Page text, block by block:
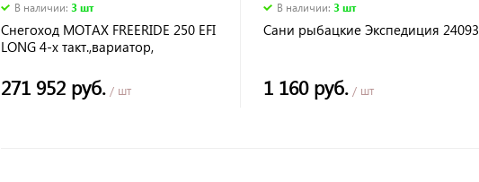
В наличии: 3 шт
Снегоход MOTAX FREERIDE 250 EFI
LONG 4-х такт.,вариатор,
271 952 руб. / шт
В наличии: 3 шт
Сани рыбацкие Экспедиция 24093
1 160 руб./ шт